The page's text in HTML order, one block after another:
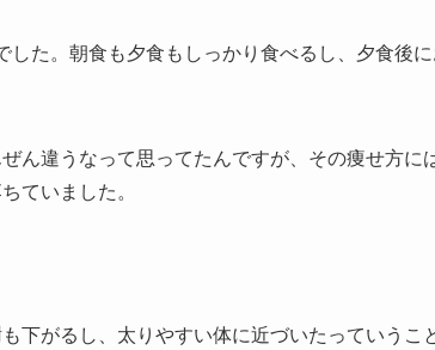
した。朝食も夕食もしっかり食べるし、夕食後
ん違うなって思ってたんですが、その痩せ方に
ていました。
下がるし、太りやすい体に近づいたっていうこ